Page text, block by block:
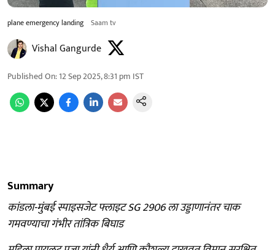
plane emergency landing Saam tv
Vishal Gangurde
Published On:12 Sep 2025, 8:31 pm IST
Summary
कांडला-मुंबई स्पाइसजेट फ्लाइट SG 2906 ला उड्डाणानंतर चाक
गमवण्याचा गंभीर तांत्रिक बिघाड